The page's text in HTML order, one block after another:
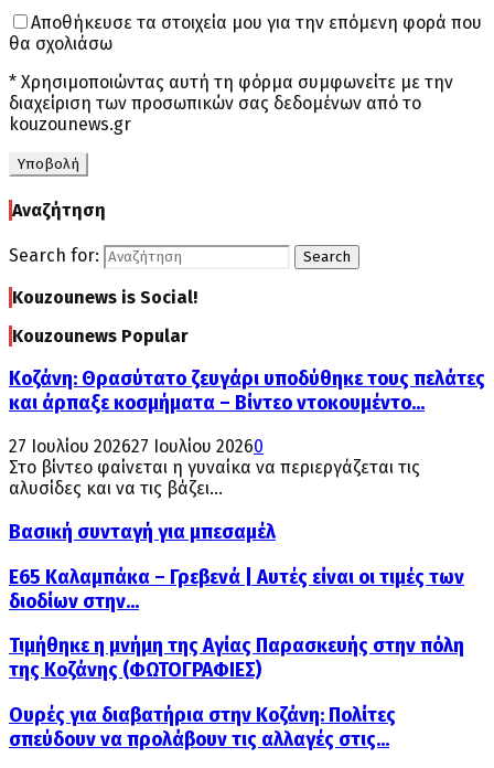
Αποθήκευσε τα στοιχεία μου για την επόμενη φορά που
θα σχολιάσω
* Χρησιμοποιώντας αυτή τη φόρμα συμφωνείτε με την
διαχείριση των προσωπικών σας δεδομένων από το
kouzounews.gr
Αναζήτηση
Search for: Search
Kouzounews is Social!
Kouzounews Popular
Κοζάνη: Θρασύτατο ζευγάρι υποδύθηκε τους πελάτες
και άρπαξε κοσμήματα – Βίντεο ντοκουμέντο...
27 Ιουλίου 202627 Ιουλίου 20260
Στο βίντεο φαίνεται η γυναίκα να περιεργάζεται τις
αλυσίδες και να τις βάζει...
Βασική συνταγή για μπεσαμέλ
Ε65 Καλαμπάκα – Γρεβενά | Αυτές είναι οι τιμές των
διοδίων στην...
Τιμήθηκε η μνήμη της Αγίας Παρασκευής στην πόλη
της Κοζάνης (ΦΩΤΟΓΡΑΦΙΕΣ)
Ουρές για διαβατήρια στην Κοζάνη: Πολίτες
σπεύδουν να προλάβουν τις αλλαγές στις...